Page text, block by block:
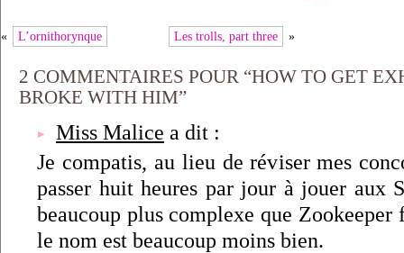
« L’ornithorynque Les trolls, part three »
2 COMMENTAIRES POUR “HOW TO GET
BROKE WITH HIM”
Miss Malice a dit :
Je compatis, au lieu de réviser mes
passer huit heures par jour à jouer aux
beaucoup plus complexe que Zookeeper
le nom est beaucoup moins bien.